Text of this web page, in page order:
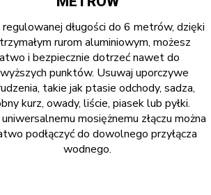
regulowanej długości do 6 metrów, dzięki
rurom aluminiowym, możesz
i bezpiecznie dotrzeć nawet do
punktów. Usuwaj uporczywe
takie jak ptasie odchody, sadza,
kurz, owady, liście, piasek lub pyłki.
mosiężnemu złączu można
podłączyć do dowolnego przyłącza
wodnego.